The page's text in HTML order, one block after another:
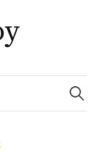
Suchen
nach: